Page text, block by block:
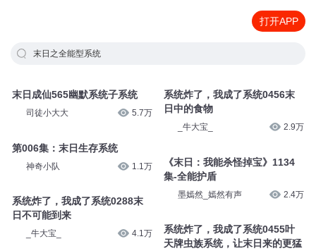
打开APP
末日之全能型系统
末日成仙565幽默系统子系统
司徒小大大 5.7万
第006集：末日生存系统
神奇小队 1.1万
系统炸了，我成了系统0288末
日不可能到来
_牛大宝_ 4.1万
系统炸了，我成了系统0456末
日中的食物
_牛大宝_ 2.9万
《末日：我能杀怪掉宝》1134
集-全能护盾
墨嫣然_嫣然有声 2.4万
系统炸了，我成了系统0455叶
天牌虫族系统，让末日来的更猛